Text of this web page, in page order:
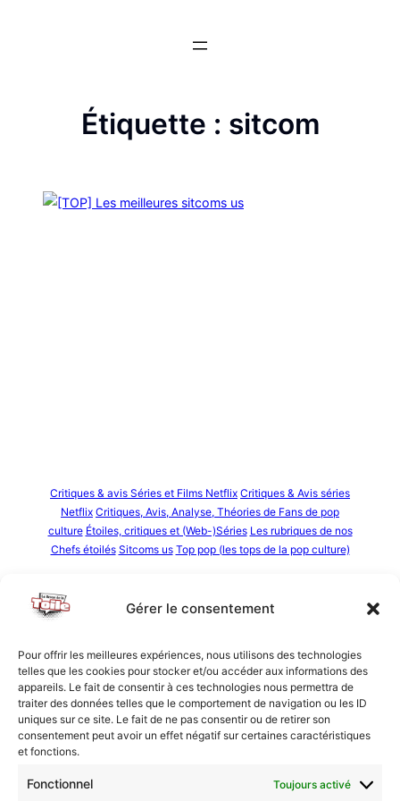
Gérer le consentement
Pour offrir les meilleures expériences, nous utilisons des technologies
telles que les cookies pour stocker et/ou accéder aux informations des
appareils. Le fait de consentir à ces technologies nous permettra de
traiter des données telles que le comportement de navigation ou les ID
uniques sur ce site. Le fait de ne pas consentir ou de retirer son
consentement peut avoir un effet négatif sur certaines caractéristiques
et fonctions.
Fonctionnel Toujours activé
Étiquette : sitcom
Critiques & avis Séries et Films Netflix Critiques & Avis séries
Netflix Critiques, Avis, Analyse, Théories de Fans de pop
culture Étoiles, critiques et (Web-)Séries Les rubriques de nos
Chefs étoilés Sitcoms us Top pop (les tops de la pop culture)
[TOP] Les meilleures sitcoms us
Vous souhaitez regarder des sitcoms mais vous ne
savez pas lesquelles choisir ? Cet article de la Revue
de la Toile est fait pour vous !
Nous vous invitons à rejoindre la communauté des